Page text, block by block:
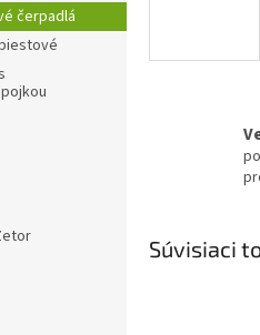
čerpadlá
Súvisiaci